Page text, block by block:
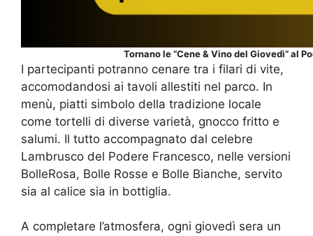
Tornano le “Cene & Vino del Giovedì” al
I partecipanti potranno cenare tra i filari di vite,
accomodandosi ai tavoli allestiti nel parco. In
menù, piatti simbolo della tradizione locale
come tortelli di diverse varietà, gnocco fritto e
salumi. Il tutto accompagnato dal celebre
Lambrusco del Podere Francesco, nelle versioni
BolleRosa, Bolle Rosse e Bolle Bianche, servito
sia al calice sia in bottiglia.
A completare l’atmosfera, ogni giovedì sera un